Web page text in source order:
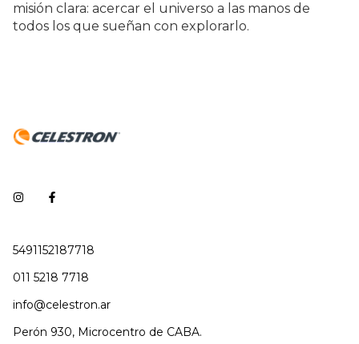
misión clara: acercar el universo a las manos de
todos los que sueñan con explorarlo.
5491152187718
011 5218 7718
info@celestron.ar
Perón 930, Microcentro de CABA.